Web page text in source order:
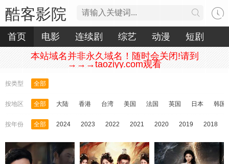
酷客影院
首页 电影 连续剧 综艺 动漫
短剧
本站域名并非永久域名！随时会关闭!请到
→→→taoziyy.com观看
按类型 全部
按地区 全部 大陆 香港 台湾 美国 法国 英国 日本 韩国
按年份 全部 2024 2023 2022 2021 2020 2019 2018